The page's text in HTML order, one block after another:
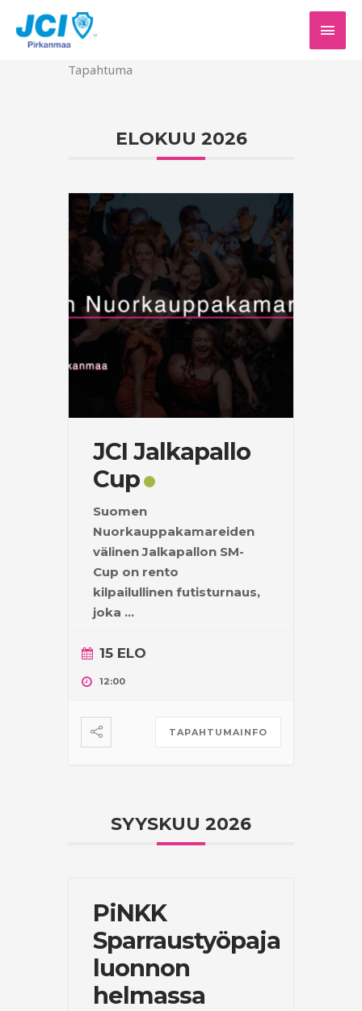
sisältöön
Tapahtuma
ELOKUU 2026
JCI Jalkapallo
Cup
Suomen
Nuorkauppakamareiden
välinen Jalkapallon SM-
Cup on rento
kilpailullinen futisturnaus,
joka ...
15 ELO
12:00
TAPAHTUMAINFO
SYYSKUU 2026
PiNKK
Sparraustyöpaja
luonnon
helmassa